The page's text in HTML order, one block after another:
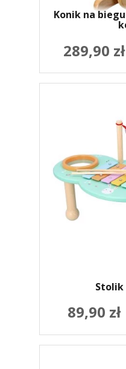
Konik na
289,90 zł
Stolik
89,90 zł